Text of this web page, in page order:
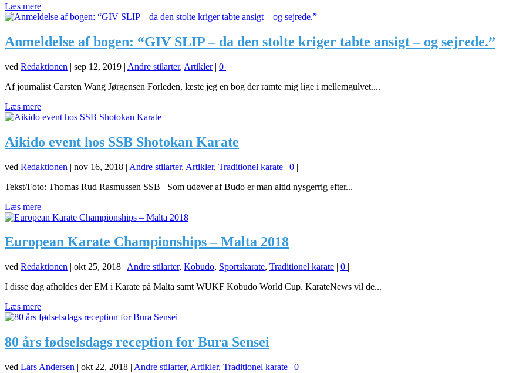
Læs mere
Anmeldelse af bogen: “GIV SLIP – da den stolte kriger tabte ansigt – og sejrede.”
ved Redaktionen | sep 12, 2019 | Andre stilarter, Artikler| 0 |
Af journalist Carsten Wang Jørgensen Forleden, læste jeg en bog der ramte mig lige i mellemgulvet....
Læs mere
Aikido event hos SSB Shotokan Karate
ved Redaktionen | nov 16, 2018 | Andre stilarter, Artikler, Traditionel karate | 0 |
Tekst/Foto: Thomas Rud Rasmussen SSB Som udøver af Budo er man altid nysgerrig efter...
Læs mere
European Karate Championships – Malta 2018
ved Redaktionen | okt 25, 2018 | Andre stilarter, Kobudo, Sportskarate, Traditionel karate | 0 |
I disse dag afholdes der EM i Karate på Malta samt WUKF Kobudo World Cup. KarateNews vil de...
Læs mere
80 års fødselsdags reception for Bura Sensei
ved Lars Andersen | okt 22, 2018 | Andre stilarter, Artikler, Traditionel karate | 0 |